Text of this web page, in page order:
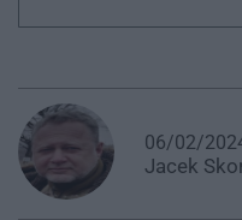
06/02/
Jacek